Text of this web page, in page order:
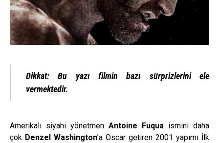
Dikkat: Bu yazı filmin bazı sürprizlerini ele
vermektedir.
Amerikalı siyahi yönetmen Antoine Fuqua ismini daha
çok Denzel Washington’a Oscar getiren 2001 yapımı İlk